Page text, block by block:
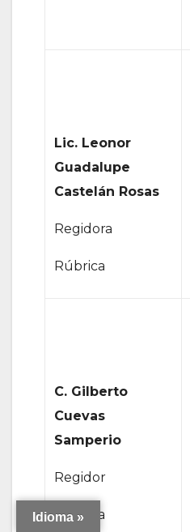
Lic. Leonor
Guadalupe
Castelán Rosas
Regidora
Rúbrica
C. Gilberto
Cuevas
Samperio
Regidor
Rúbrica
Idioma »